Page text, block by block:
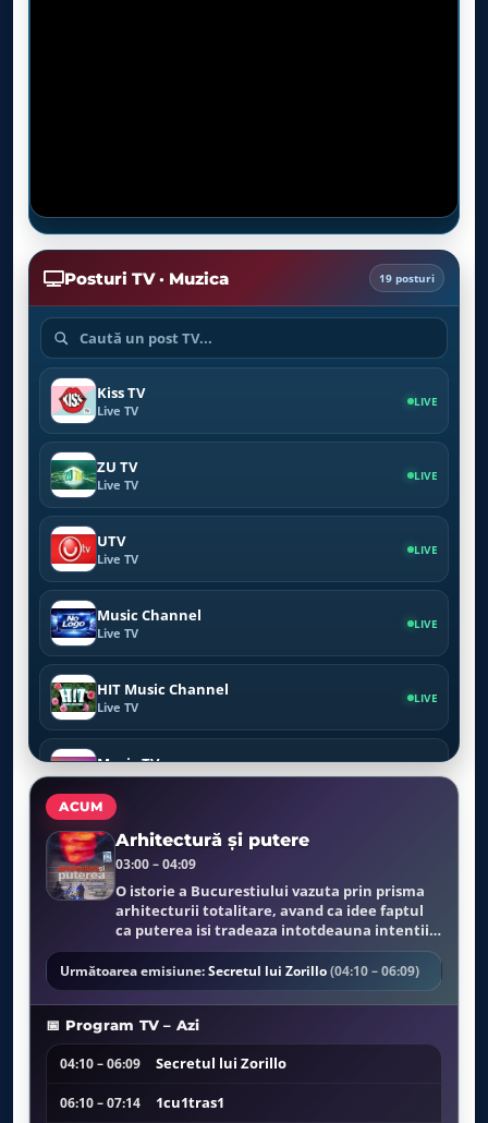
Posturi TV · Muzica 19 posturi
Kiss TV
Live TV
LIVE
ZU TV
Live TV
LIVE
UTV
Live TV
LIVE
Music Channel
Live TV
LIVE
HIT Music Channel
Live TV
LIVE
Magic TV
Live TV
Rock TV
Live TV
Mooz TV
Live TV
LIVE
Mooz Dance
Live TV
LIVE
Mooz Hits
ACUM
Arhitectură și putere
03:00 – 04:09
O istorie a Bucurestiului vazuta prin prisma
arhitecturii totalitare, avand ca idee faptul
ca puterea isi tradeaza intotdeauna intentiile
prin arhitectura.
Următoarea emisiune:Secretul lui Zorillo(04:10 – 06:09)
📅 Program TV – Azi
04:10 – 06:09 Secretul lui Zorillo
06:10 – 07:14 1cu1tras1